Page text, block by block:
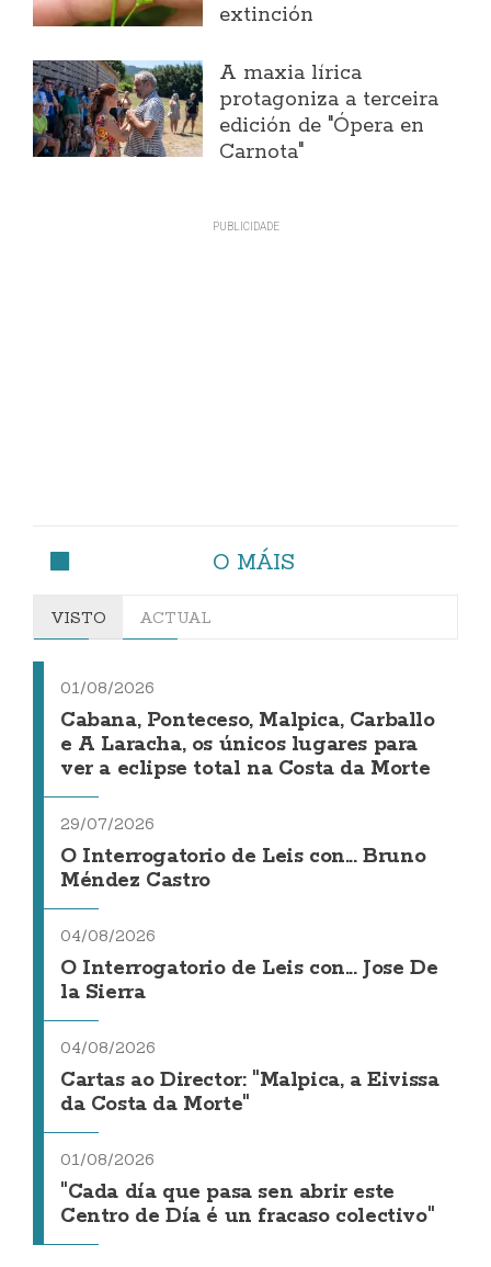
extinción
A maxia lírica
protagoniza a terceira
edición de "Ópera en
Carnota"
O MÁIS
VISTO ACTUAL
01/08/2026
Cabana, Ponteceso, Malpica, Carballo
e A Laracha, os únicos lugares para
ver a eclipse total na Costa da Morte
29/07/2026
O Interrogatorio de Leis con... Bruno
Méndez Castro
04/08/2026
O Interrogatorio de Leis con... Jose De
la Sierra
04/08/2026
Cartas ao Director: "Malpica, a Eivissa
da Costa da Morte"
01/08/2026
"Cada día que pasa sen abrir este
Centro de Día é un fracaso colectivo"